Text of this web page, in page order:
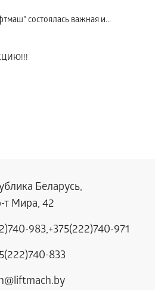
состоялась важная и...
Беларусь,
т Мира, 42
983,+375(222)740-971
833